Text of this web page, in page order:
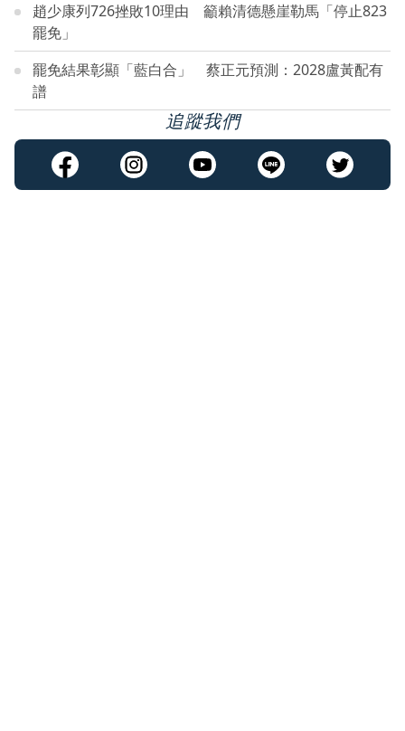
趙少康列726挫敗10理由 籲賴清德懸崖勒馬「停止823
罷免」
罷免結果彰顯「藍白合」 蔡正元預測：2028盧黃配有
譜
追蹤我們